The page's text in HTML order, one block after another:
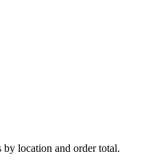
location and order total.